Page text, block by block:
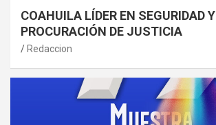
COAHUILA LÍDER EN SEGURIDAD Y
PROCURACIÓN DE JUSTICIA
Redaccion